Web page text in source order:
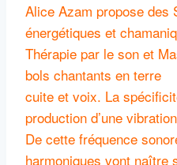
Alice Azam propose des
énergétiques et
Thérapie par le son et
bols chantants en terre
cuite et voix. La
production d’une
De cette fréquence
harmoniques vont naître